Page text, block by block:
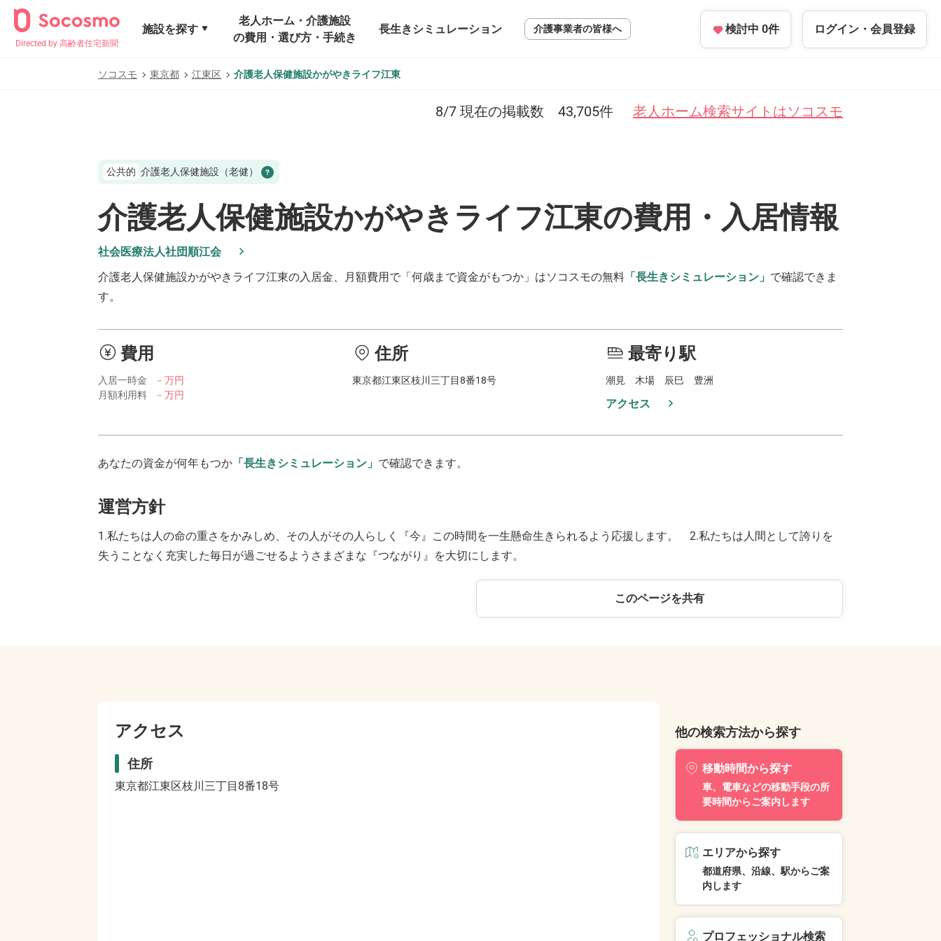
Directed by 高齢者住宅新聞
施設を探す
老人ホーム・介護施設
の費用・選び方・手続き
長生きシミュレーション 介護事業者の皆様へ 検討中 0件 ログイン・ 会員登録
ソコスモ 東京都 江東区 介護老人保健施設かがやきライフ江東
8/7 現在の掲載数 43,705件 老人ホーム検索サイトはソコスモ
公共的 介護老人保健施設（老健）
介護老人保健施設かがやきライフ江東の費用・入居情報
社会医療法人社団順江会
介護老人保健施設かがやきライフ江東の入居金、月額費用で「何歳まで資金がもつか」はソコスモの無料 「長生きシミュレーション」 で確認できま
す。
費用
入居一時金
－万円
月額利用料
－万円
住所
東京都江東区枝川三丁目8番18号
最寄り駅
潮見 木場 辰巳 豊洲
アクセス
あなたの資金が何年もつか 「長生きシミュレーション」 で確認できます。
運営方針
1.私たちは人の命の重さをかみしめ、その人がその人らしく『今』この時間を一生懸命生きられるよう応援します。 2.私たちは人間として誇りを
失うことなく充実した毎日が過ごせるようさまざまな『つながり』を大切にします。
このページを共有
アクセス
住所
東京都江東区枝川三丁目8番18号
他の検索方法から探す
移動時間から探す
車、電車などの移動手段の所
要時間からご案内します
エリアから探す
都道府県、沿線、駅からご案
内します
プロフェッショナル検索